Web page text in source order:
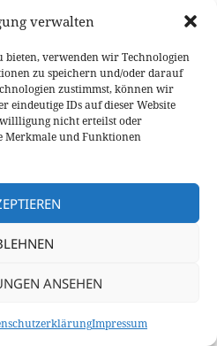
verwalten
bieten, verwenden wir Technologien
zu speichern und/oder darauf
zustimmst, können wir
eindeutige IDs auf dieser Website
nicht erteilst oder
Merkmale und Funktionen
ANSEHEN
Impressum
ich schließlich einen bzw.
anschließen. Um das
dem Verrutschen zu
Unterseite vier
Fertig!
würde ich es etwas breiter
der Gehäusedeckel an